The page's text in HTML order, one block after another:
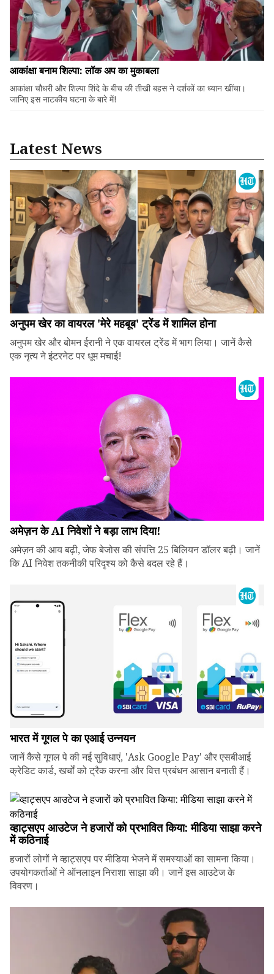
आकांक्षा बनाम शिल्पा: लॉक अप का मुकाबला
आकांक्षा चौधरी और शिल्पा शिंदे के बीच की तीखी बहस ने दर्शकों का ध्यान खींचा।
जानिए इस नाटकीय घटना के बारे में!
Latest News
अनुपम खेर का वायरल 'मेरे महबूब' ट्रेंड में शामिल होना
अनुपम खेर और बोमन ईरानी ने एक वायरल ट्रेंड में भाग लिया। जानें कैसे
एक नृत्य ने इंटरनेट पर धूम मचाई!
अमेज़न के AI निवेशों ने बड़ा लाभ दिया!
अमेज़न की आय बढ़ी, जेफ बेजोस की संपत्ति 25 बिलियन डॉलर बढ़ी। जानें
कि AI निवेश तकनीकी परिदृश्य को कैसे बदल रहे हैं।
भारत में गूगल पे का एआई उन्नयन
जानें कैसे गूगल पे की नई सुविधाएं, 'Ask Google Pay' और एसबीआई
क्रेडिट कार्ड, खर्चों को ट्रैक करना और वित्त प्रबंधन आसान बनाती हैं।
व्हाट्सएप आउटेज ने हजारों को प्रभावित किया: मीडिया साझा करने
में कठिनाई
हजारों लोगों ने व्हाट्सएप पर मीडिया भेजने में समस्याओं का सामना किया।
उपयोगकर्ताओं ने ऑनलाइन निराशा साझा की। जानें इस आउटेज के
विवरण।